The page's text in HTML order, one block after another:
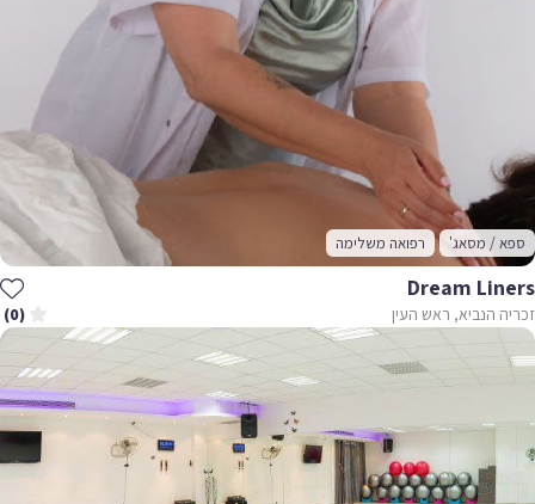
ספא / מסאג' רפואה משלימה
Dream Liners
זכריה הנביא, ראש העין (0)